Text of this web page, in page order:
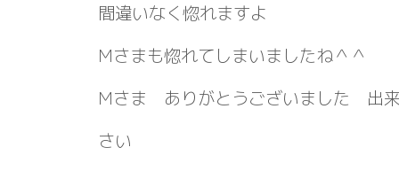
間違いなく惚れますよ
Mさまも惚れてしまいましたね＾＾
Mさま ありがとうございました 出
さい